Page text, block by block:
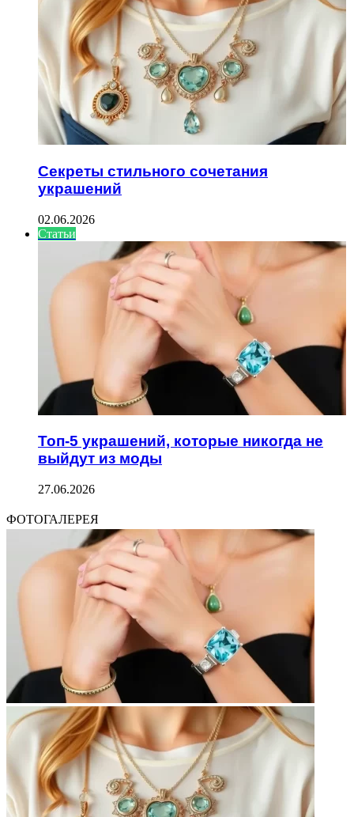
Секреты стильного сочетания
украшений
02.06.2026
Статьи
Топ-5 украшений, которые никогда не
выйдут из моды
27.06.2026
ФОТОГАЛЕРЕЯ